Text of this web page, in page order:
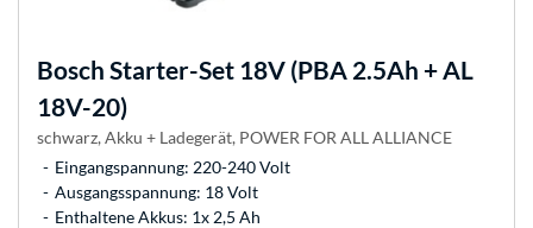
Bosch Starter-Set 18V (PBA 2.5Ah + AL
18V-20)
schwarz, Akku + Ladegerät, POWER FOR ALL ALLIANCE
Eingangspannung: 220-240 Volt
Ausgangsspannung: 18 Volt
Enthaltene Akkus: 1x 2,5 Ah